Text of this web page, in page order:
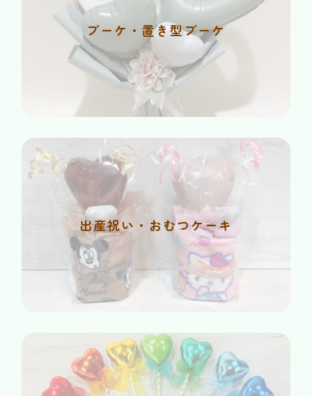
ブーケ・置き型ブーケ
出産祝い・おむつケーキ